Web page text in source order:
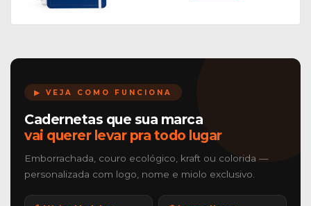
▶ VEJA COMO FUNCIONA
Cadernetas que sua marca
vai querer levar pra todo lugar
Emborrachada, couro ecológico, kraft ou colorida —
personalizada com logo, nome e miolo exclusivo.